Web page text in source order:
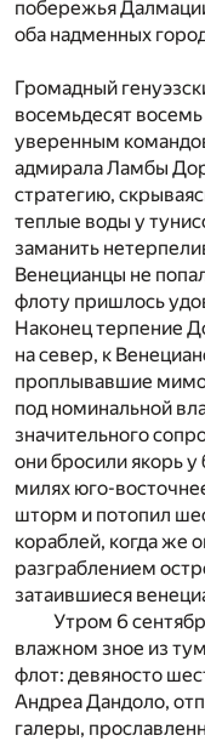
побережья
оба надменных
Громадный
восемьдесят
уверенным
адмирала Ламбы
стратегию,
теплые воды у
заманить
Венецианцы не
флоту пришлось
Наконец терпение
на север, к
проплывавшие мимо
под номинальной
значительного
они бросили якорь
милях юго-
шторм и потопил
кораблей, когда же
разграблением
затаившиеся
Утром 6
влажном зное из
флот: девяносто
Андреа Дандоло,
галеры,